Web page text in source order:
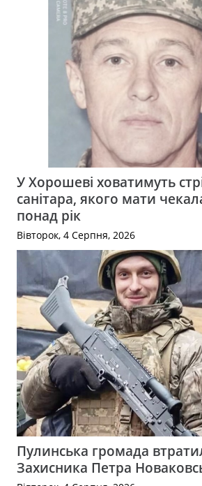
У Хорошеві ховатимуть
санітара, якого мати
понад рік
Вівторок, 4 Серпня, 2026
Пулинська громада
Захисника Петра